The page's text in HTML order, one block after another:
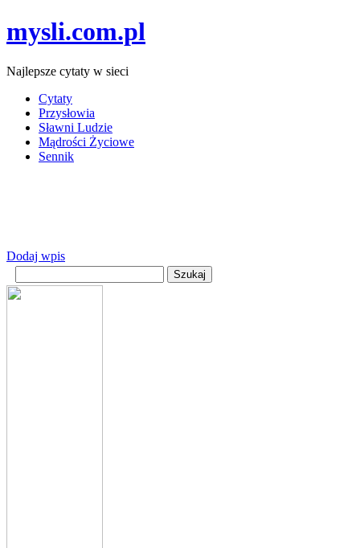
mysli.com.pl
Najlepsze cytaty w sieci
Cytaty
Przysłowia
Sławni Ludzie
Mądrości Życiowe
Sennik
Dodaj wpis